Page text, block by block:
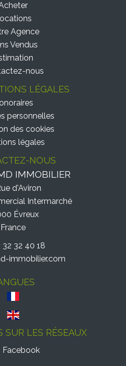
Agence
Vendus
nous
LÉGALES
personnelles
des cookies
légales
NOUS
IMMOBILIER
d'Aviron
Intermarché
Évreux
France
32 32 40 18
immobilier.com
SUR LES RÉSEAUX
Facebook